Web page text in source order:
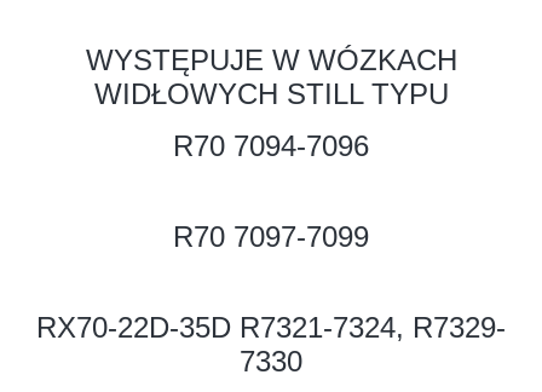
WYSTĘPUJE W WÓZKACH
WIDŁOWYCH STILL TYPU
R70 7094-7096
R70 7097-7099
RX70-22D-35D R7321-7324, R7329-
7330